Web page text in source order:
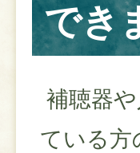
でき
補聴器
ている方